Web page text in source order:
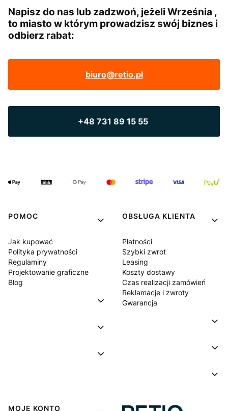
Napisz do nas lub zadzwoń, jeżeli Września ,
to miasto w którym prowadzisz swój biznes i
odbierz rabat:
biuro@retio.pl
+48 731 89 15 55
POMOC
Jak kupować
Polityka prywatności
Regulaminy
Projektowanie graficzne
Blog
OBSŁUGA KLIENTA
Płatności
Szybki zwrot
Leasing
Koszty dostawy
Czas realizacji zamówień
Reklamacje i zwroty
Gwarancja
MOJE KONTO